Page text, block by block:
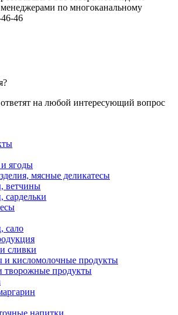
по многоканальному
46
на любой интересующий вопрос
ягоды
мясные деликатесы
ветчины
сардельки
сало
сливки
и кисломолочные продукты
творожные продукты
напитки